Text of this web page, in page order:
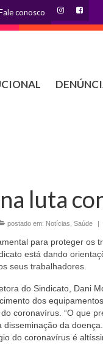
conosco
luta
postado em: Notícias Saúde |
para proteger os
está dando
seus trabalhadores.
do Sindicato, Dani
dos
coronavírus. “O que
disseminação da
do coronavírus é